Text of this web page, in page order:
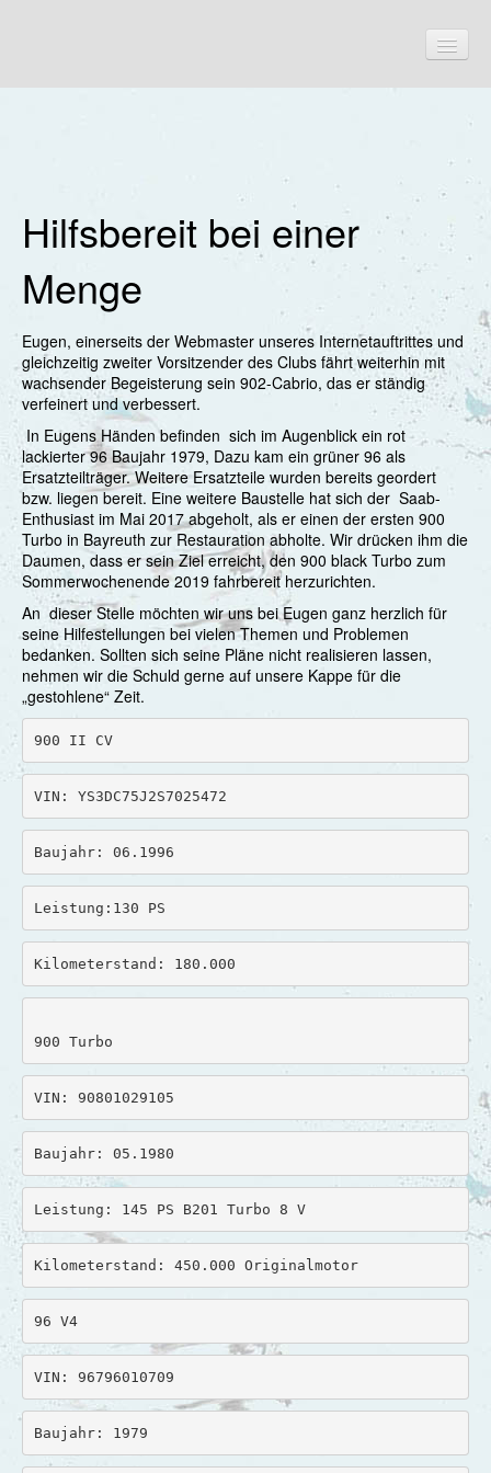
Termine
Fahrzeuge
Unsere Autos
Andy & Hans
Balz
Beate & Werner
Bernd
Bernhard
Christian
Christina & Gunther
Dana & Frank
Toni
Edith & Arnold
Elisabeth & Walther
Eugen
Gabriela & Georg
Günter
Hakan
Helga & Christian
Helga & Gerhard
Ina & Holger
Irmgard & Karl
Jaciara & Thomas
Johan
Kirsten & Torsten
Kirsti & Uli
Kurt
Hilfsbereit bei einer
Menge
Eugen, einerseits der Webmaster unseres Internetauftrittes und
gleichzeitig zweiter Vorsitzender des Clubs fährt weiterhin mit
wachsender Begeisterung sein 902-Cabrio, das er ständig
verfeinert und verbessert.
In Eugens Händen befinden sich im Augenblick ein rot
lackierter 96 Baujahr 1979, Dazu kam ein grüner 96 als
Ersatzteilträger. Weitere Ersatzteile wurden bereits geordert
bzw. liegen bereit. Eine weitere Baustelle hat sich der Saab-
Enthusiast im Mai 2017 abgeholt, als er einen der ersten 900
Turbo in Bayreuth zur Restauration abholte. Wir drücken ihm die
Daumen, dass er sein Ziel erreicht, den 900 black Turbo zum
Sommerwochenende 2019 fahrbereit herzurichten.
An dieser Stelle möchten wir uns bei Eugen ganz herzlich für
seine Hilfestellungen bei vielen Themen und Problemen
bedanken. Sollten sich seine Pläne nicht realisieren lassen,
nehmen wir die Schuld gerne auf unsere Kappe für die
„gestohlene“ Zeit.
900 II CV
VIN: YS3DC75J2S7025472
Baujahr: 06.1996
Leistung:130 PS
Kilometerstand: 180.000
900 Turbo
VIN: 90801029105
Baujahr: 05.1980
Leistung: 145 PS B201 Turbo 8 V
Kilometerstand: 450.000 Originalmotor
96 V4
VIN: 96796010709
Baujahr: 1979